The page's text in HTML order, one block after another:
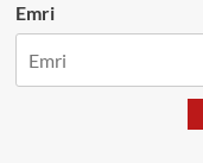
Emri